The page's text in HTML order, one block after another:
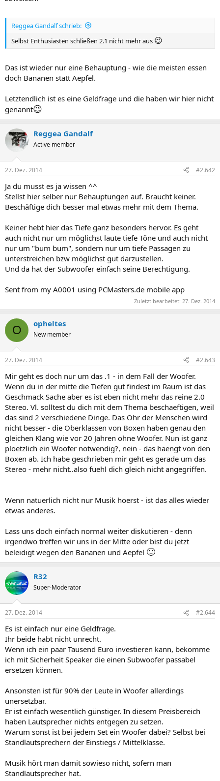
Reggea Gandalf schrieb:
Selbst Enthusiasten schließen 2.1 nicht mehr aus 😉
Das ist wieder nur eine Behauptung - wie die meisten essen
doch Bananen statt Aepfel.
Letztendlich ist es eine Geldfrage und die haben wir hier nicht
genannt😉
Reggea Gandalf
Active member
27. Dez. 2014 #2.642
Ja du musst es ja wissen ^^
Stellst hier selber nur Behauptungen auf. Braucht keiner.
Beschäftige dich besser mal etwas mehr mit dem Thema.
Keiner hebt hier das Tiefe ganz besonders hervor. Es geht
auch nicht nur um möglichst laute tiefe Töne und auch nicht
nur um "bum bum", sondern nur um tiefe Passagen zu
unterstreichen bzw möglichst gut darzustellen.
Und da hat der Subwoofer einfach seine Berechtigung.
Sent from my A0001 using PCMasters.de mobile app
Zuletzt bearbeitet: 27. Dez. 2014
O opheltes
New member
27. Dez. 2014 #2.643
Mir geht es doch nur um das .1 - in dem Fall der Woofer.
Wenn du in der mitte die Tiefen gut findest im Raum ist das
Geschmack Sache aber es ist eben nicht mehr das reine 2.0
Stereo. Vl. solltest du dich mit dem Thema beschaeftigen, weil
das sind 2 verschiedene Dinge. Das Ohr der Menschen wird
nicht besser - die Oberklassen von Boxen haben genau den
gleichen Klang wie vor 20 Jahren ohne Woofer. Nun ist ganz
ploetzlich ein Woofer notwendig?, nein - das haengt von den
Boxen ab. Ich habe geschrieben mir geht es gerade um das
Stereo - mehr nicht..also fuehl dich gleich nicht angegriffen.
Wenn natuerlich nicht nur Musik hoerst - ist das alles wieder
etwas anderes.
Lass uns doch einfach normal weiter diskutieren - denn
irgendwo treffen wir uns in der Mitte oder bist du jetzt
beleidigt wegen den Bananen und Aepfel 🙂
R32
Super-Moderator
27. Dez. 2014 #2.644
Es ist einfach nur eine Geldfrage.
Ihr beide habt nicht unrecht.
Wenn ich ein paar Tausend Euro investieren kann, bekomme
ich mit Sicherheit Speaker die einen Subwoofer passabel
ersetzen können.
Ansonsten ist für 90% der Leute in Woofer allerdings
unersetzbar.
Er ist einfach wesentlich günstiger. In diesem Preisbereich
haben Lautsprecher nichts entgegen zu setzen.
Warum sonst ist bei jedem Set ein Woofer dabei? Selbst bei
Standlautsprechern der Einstiegs / Mittelklasse.
Musik hört man damit sowieso nicht, sofern man
Standlautsprecher hat.